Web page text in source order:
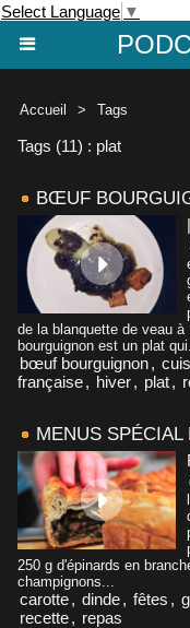
Select Language ▼
Accueil > Tags
Tags (11) : plat
BŒUF
de la blanquette de veau
bourguignon est un plat
bœuf bourguignon,
française, hiver, plat,
MENUS SPÉCIAL
250 g d'épinards en
champignons...
carotte, dinde, fêtes ,
recette, repas